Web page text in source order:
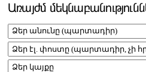
Առայժմ